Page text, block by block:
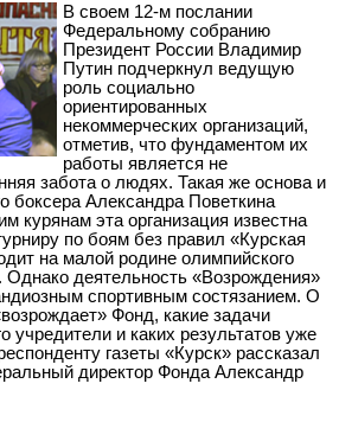
В своем 12-м послании
Федеральному собранию
Президент России Владимир
Путин подчеркнул ведущую
роль социально
ориентированных
некоммерческих организаций,
отметив, что фундаментом их
работы является не
забота о людях. Такая же основа и
боксера Александра Поветкина
курянам эта организация известна
по боям без правил «Курская
на малой родине олимпийского
Однако деятельность «Возрождения»
спортивным состязанием. О
Фонд, какие задачи
учредители и каких результатов уже
газеты «Курск» рассказал
директор Фонда Александр